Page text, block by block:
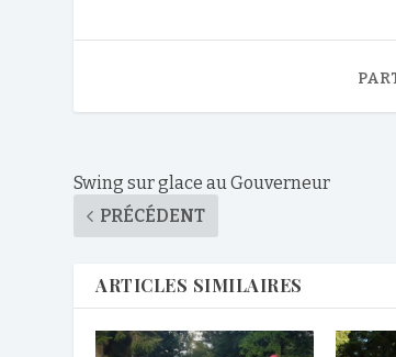
Swing sur glace au Gouverneur
PRÉCÉDENT
ARTICLES SIMILAIRES